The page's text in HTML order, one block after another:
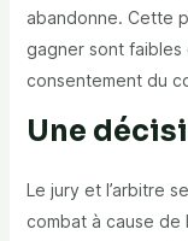
abandonne. Cette
gagner sont
consentement du
Une
Le jury et l’arbitre
combat à cause de